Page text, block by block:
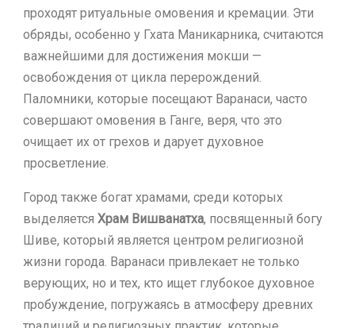
проходят ритуальные омовения и кремации. Эти
обряды, особенно у Гхата Маникарника, считаются
важнейшими для достижения мокши —
освобождения от цикла перерождений.
Паломники, которые посещают Варанаси, часто
совершают омовения в Ганге, веря, что это
очищает их от грехов и дарует духовное
просветление.
Город также богат храмами, среди которых
выделяется Храм Вишванатха, посвященный богу
Шиве, который является центром религиозной
жизни города. Варанаси привлекает не только
верующих, но и тех, кто ищет глубокое духовное
пробуждение, погружаясь в атмосферу древних